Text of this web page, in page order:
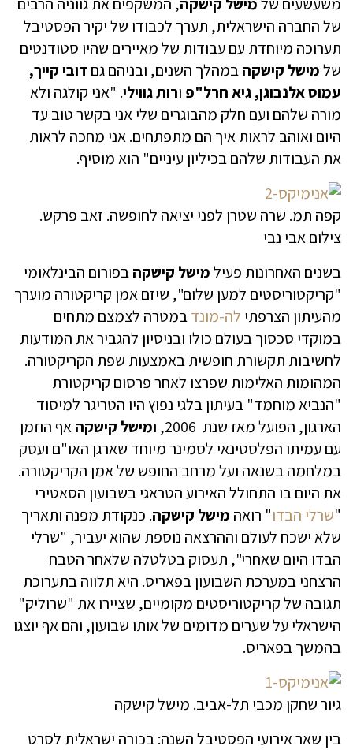
של החברה הישראלית, תערך לכבודו של יקיר הפסטיבל
תערוכה מיוחדת עם עבודות של מאיירים שהיו סטודנטים
שלמישל קישקהבמהלך השנים, ובניהם גם דובי קייך,
עמוס אלנבוגן, גיא חרל"פ ורות גווילי. "אני קולגה ולא
מורה שלהם ועם חלק מהבוגרים שלי אני בקשר טוב עד
היום ואוהב לראות איך הם מתפתחים. אני מחכה לראות
את העבודות שלהם בכיליון עיניים" הוא מוסיף.
קפה תמ. שרה שטרן לפני יציאה לחופשה. זאב פרקש.
צילום אבי נבי
בשנים האחרונות פעילמישל קישקהבפורום הבינלאומי
"קריקטוריסטים למען שלום", שיזם אמן קריקטורה מוערך
מהעיתון הצרפתי לה-מונדבמטרה לצמצם מתחים
במוקדי סכסוך בעולם כולו ובניסיון להגביר את המודעות
לחשיבות תקשורת חופשית באמצעות שפת הקריקטורה.
המהומות האלימות שפרצו לאחר פרסום קריקטורת
"הנביא מוחמד" בעיתון בלגי נפוץ היו הטריגר למיסוד
הארגון, הפועל מאז שנת 2006, ו
מישל קישקהאף הוזמן
עם עמיתו הפלסטינאי לסמינר מיוחד שארגן האו"ם ועסק
במלחמה בשנאה ועל מרחב החופש של אמן הקריקטורה.
את היום בו התחולל האירוע הטראגי בשבועון הסאטירי
"שרלי הבדו" רואה מישל קישקה. כנקודת מפנה ותאריך
שלא ישכח לעולם וההרצאה נוספת שהוא יעביר, "שרלי
הבדו היום שאחרי", תעסוק בטלטלה שלאחר הטבח
הרצחני במערכת השבועון בפאריס. היא תלווה בתערוכת
תגובה של קריקטוריסטים מקומיים, שציירו את "שרוליק"
הישראלי על שערים מדומים של אותו שבועון, והם אף יוצגו
בהמשך בפאריס.
גיור שחקן מכבי תל-אביב. מישל קישקה
בין שאר אירועי הפסטיבל השנה: בכורה ישראלית לסרט